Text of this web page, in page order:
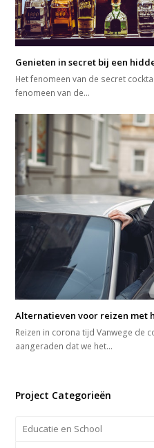
Genieten in secret bij een
Het fenomeen van de secret
fenomeen van de…
Alternatieven voor reizen met
Reizen in corona tijd Vanwege de
aangeraden dat we het…
Project Categorieën
Educatie en School